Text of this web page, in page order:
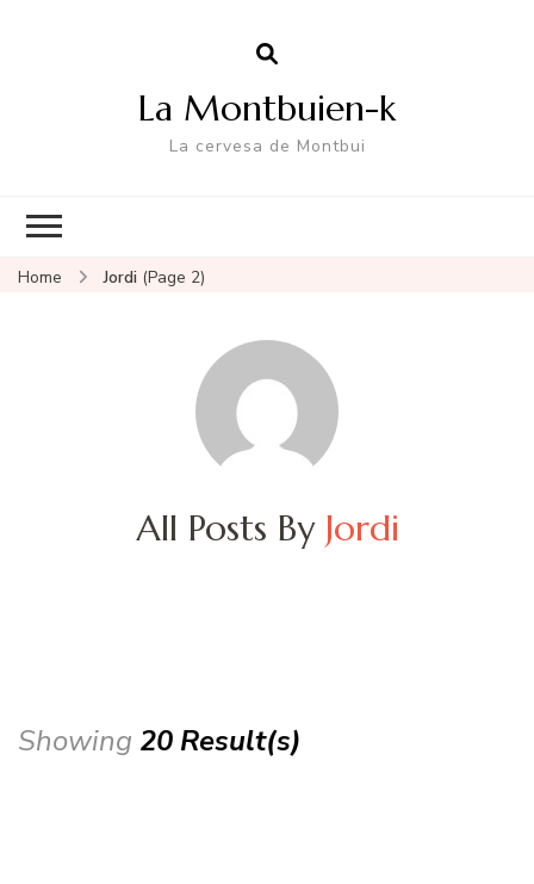
La Montbuien-k
La cervesa de Montbui
Home Jordi (Page 2)
All Posts By Jordi
Showing 20 Result(s)